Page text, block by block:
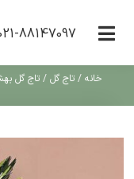
88147097
خانه / تاج گل / تاج گل